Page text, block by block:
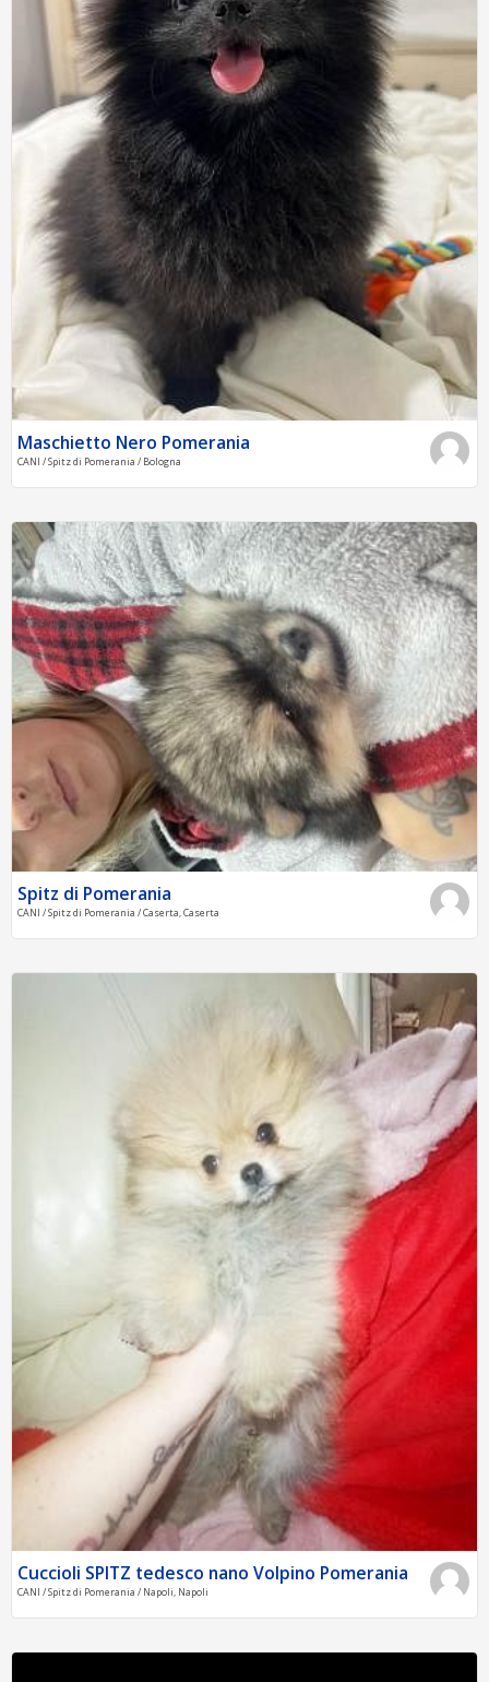
Maschietto Nero Pomerania
CANI / Spitz di Pomerania / Bologna
Spitz di Pomerania
CANI / Spitz di Pomerania / Caserta, Caserta
Cuccioli SPITZ tedesco nano Volpino Pomerania
CANI / Spitz di Pomerania / Napoli, Napoli